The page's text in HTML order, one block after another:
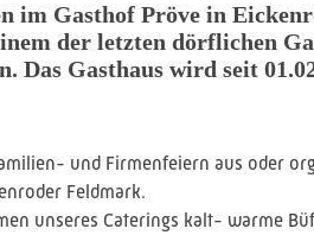
im Gasthof Pröve in
der letzten dörflichen
Das Gasthaus wird seit
und Firmenfeiern aus oder
Feldmark.
unseres Caterings kalt- warme